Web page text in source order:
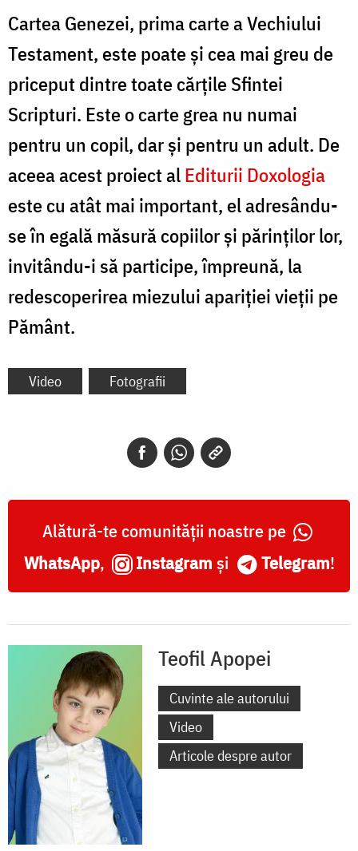
Cartea Genezei, prima carte a Vechiului
Testament, este poate şi cea mai greu de
priceput dintre toate cărţile Sfintei
Scripturi. Este o carte grea nu numai
pentru un copil, dar şi pentru un adult. De
aceea acest proiect alEditurii Doxologia
este cu atât mai important, el adresându-
se în egală măsură copiilor şi părinţilor lor,
invitându-i să participe, împreună, la
redescoperirea miezului apariţiei vieţii pe
Pământ.
Video Fotografii
Alătură-te comunității noastre pe
WhatsApp, Instagram și Telegram!
Teofil Apopei
Cuvinte ale autorului
Video
Articole despre autor